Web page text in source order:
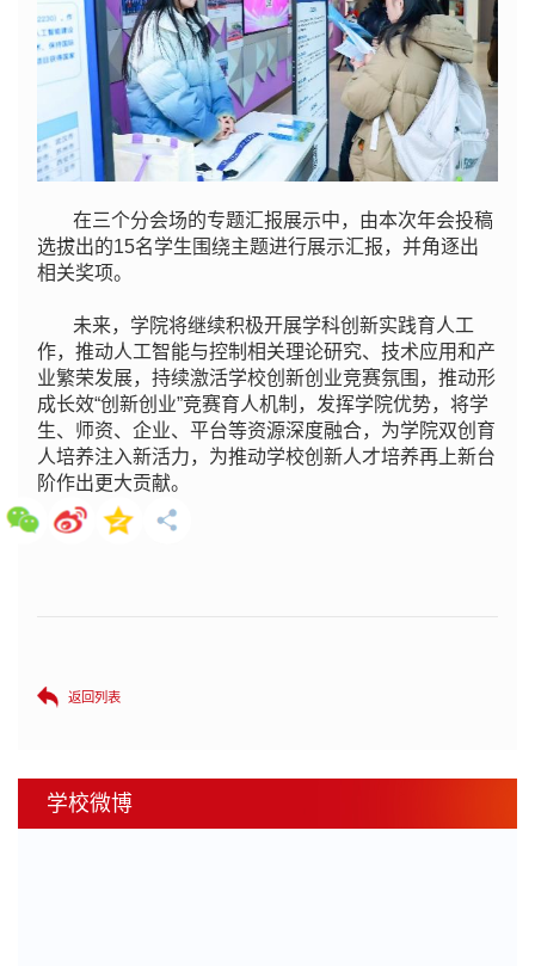
在三个分会场的专题汇报展示中，由本次年会投稿
选拔出的15名学生围绕主题进行展示汇报，并角逐出
相关奖项。
未来，学院将继续积极开展学科创新实践育人工
作，推动人工智能与控制相关理论研究、技术应用和产
业繁荣发展，持续激活学校创新创业竞赛氛围，推动形
成长效“创新创业”竞赛育人机制，发挥学院优势，将学
生、师资、企业、平台等资源深度融合，为学院双创育
人培养注入新活力，为推动学校创新人才培养再上新台
阶作出更大贡献。
返回列表
学校微博